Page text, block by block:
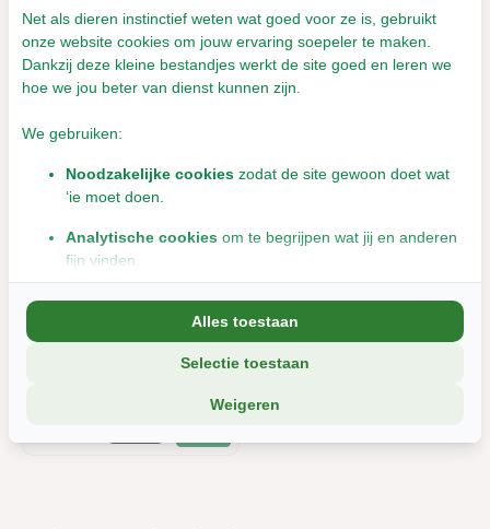
JR Farm Back to
Instinct Bad box met
Leverbaar met 1- 2 werkdagen
Trixie Zandzeef - 31 cm
€13,99
Net als dieren instinctief weten wat goed voor ze is, gebruikt
onze website cookies om jouw ervaring soepeler te maken.
Dankzij deze kleine bestandjes werkt de site goed en leren we
hoe we jou beter van dienst kunnen zijn.
We gebruiken:
Noodzakelijke cookies zodat de site gewoon doet wat
‘ie moet doen.
Analytische cookies om te begrijpen wat jij en anderen
fijn vinden.
Marketingcookiesom jou relevante informatie en
aanbiedingen te tonen.
We delen soms gegevens met partners (zoals social media en
deelt, of die ze elders van je hebben.
Wil je liever geen cookies? Dan werkt de site nog steeds, maar
Weigeren
Selectie toestaan
Alles toestaan